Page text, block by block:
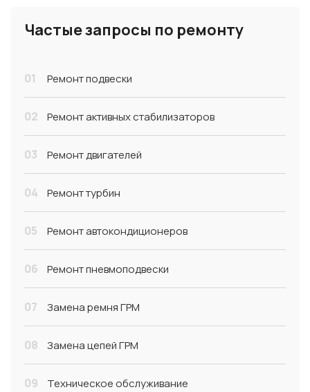
Частые запросы по ремонту
01 Ремонт подвески
02 Ремонт активных стабилизаторов
03 Ремонт двигателей
04 Ремонт турбин
05 Ремонт автокондиционеров
06 Ремонт пневмоподвески
07 Замена ремня ГРМ
08 Замена цепей ГРМ
09 Техническое обслуживание